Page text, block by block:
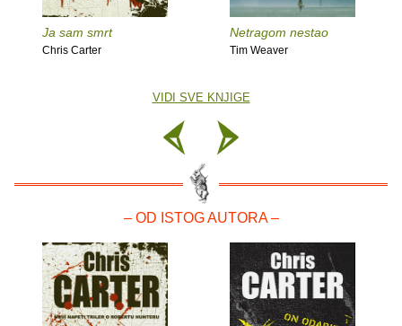
Ja sam smrt
Chris Carter
Netragom nestao
Tim Weaver
VIDI SVE KNJIGE
– OD ISTOG AUTORA –